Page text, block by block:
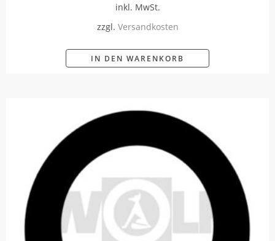
inkl. MwSt.
zzgl. Versandkosten
IN DEN WARENKORB